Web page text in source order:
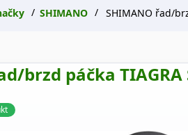
SHIMANO SHIMANO řad/
brzd páčka